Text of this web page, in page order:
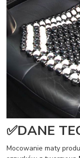
✅DANE
Mocowanie maty